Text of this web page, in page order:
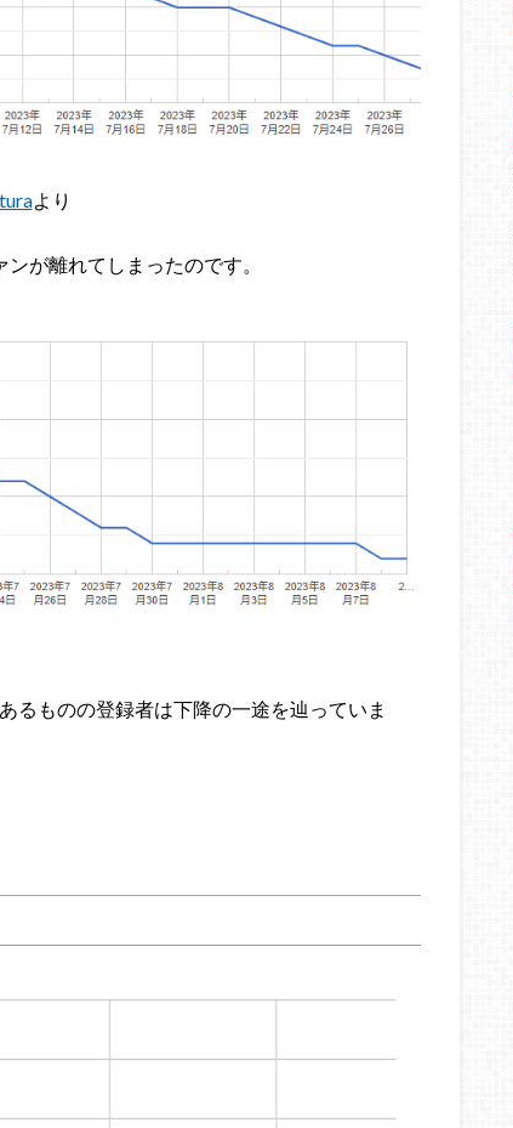
より
が離れてしまったのです。
るものの登録者は下降の一途を辿っていま